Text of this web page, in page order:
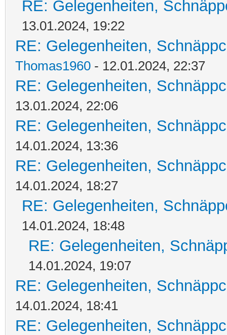
RE: Gelegenheiten,
13.01.2024, 19:22
RE: Gelegenheiten,
Thomas1960 - 12.01.2024, 22:37
RE: Gelegenheiten,
13.01.2024, 22:06
RE: Gelegenheiten,
14.01.2024, 13:36
RE: Gelegenheiten,
14.01.2024, 18:27
RE: Gelegenheiten,
14.01.2024, 18:48
RE: Gelegenheiten,
14.01.2024, 19:07
RE: Gelegenheiten,
14.01.2024, 18:41
RE: Gelegenheiten,